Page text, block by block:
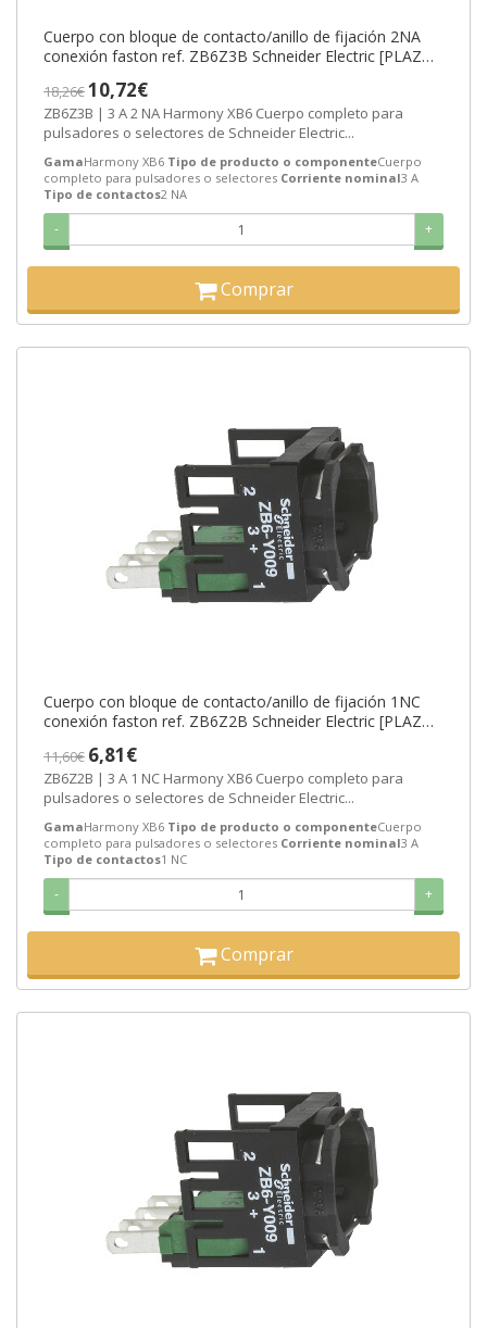
Cuerpo con bloque de contacto/anillo de fijación 2NA
conexión faston ref. ZB6Z3B Schneider Electric [PLAZO
18,26€10,72€
ZB6Z3B | 3 A 2 NA Harmony XB6 Cuerpo completo para
pulsadores o selectores de Schneider Electric...
GamaHarmony XB6 Tipo de producto o componenteCuerpo
completo para pulsadores o selectores Corriente nominal3 A
Tipo de contactos2 NA
- +
Comprar
Cuerpo con bloque de contacto/anillo de fijación 1NC
conexión faston ref. ZB6Z2B Schneider Electric [PLAZO
11,60€ 6,81€
ZB6Z2B | 3 A 1 NC Harmony XB6 Cuerpo completo para
pulsadores o selectores de Schneider Electric...
GamaHarmony XB6 Tipo de producto o componenteCuerpo
completo para pulsadores o selectores Corriente nominal3 A
Tipo de contactos1 NC
- +
Comprar